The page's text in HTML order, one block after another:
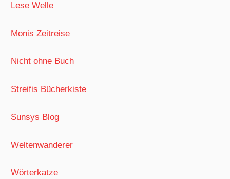
Lese Welle
Monis Zeitreise
Nicht ohne Buch
Streifis Bücherkiste
Sunsys Blog
Weltenwanderer
Wörterkatze